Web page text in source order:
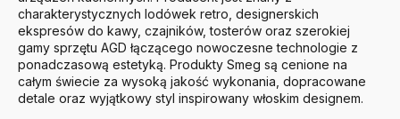
charakterystycznych lodówek retro, designerskich
ekspresów do kawy, czajników, tosterów oraz szerokiej
gamy sprzętu AGD łączącego nowoczesne technologie z
ponadczasową estetyką. Produkty Smeg są cenione na
całym świecie za wysoką jakość wykonania, dopracowane
detale oraz wyjątkowy styl inspirowany włoskim designem.